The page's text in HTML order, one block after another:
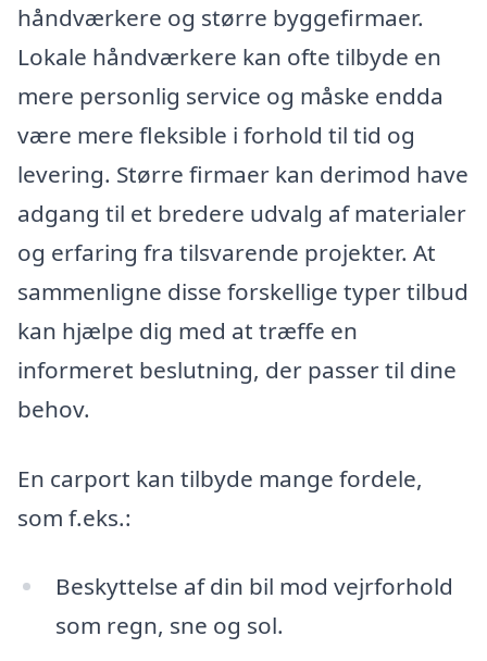
håndværkere og større byggefirmaer.
Lokale håndværkere kan ofte tilbyde en
mere personlig service og måske endda
være mere fleksible i forhold til tid og
levering. Større firmaer kan derimod have
adgang til et bredere udvalg af materialer
og erfaring fra tilsvarende projekter. At
sammenligne disse forskellige typer tilbud
kan hjælpe dig med at træffe en
informeret beslutning, der passer til dine
behov.
En carport kan tilbyde mange fordele,
som f.eks.:
Beskyttelse af din bil mod vejrforhold
som regn, sne og sol.